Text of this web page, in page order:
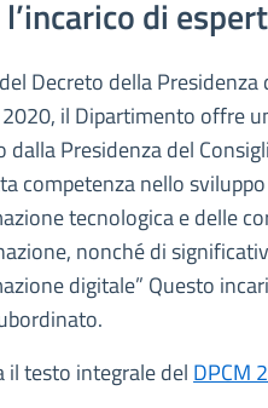
l’incarico di
Decreto della
il Dipartimento offre
dalla Presidenza del
competenza nello
tecnologica e delle
nonché di
digitale” Questo
il testo integrale del DPCM